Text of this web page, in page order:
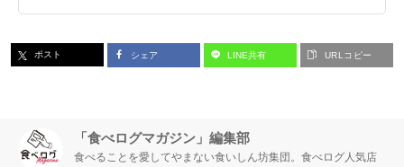
ポスト シェア LINE共有 URLコピー
「食べログマガジン」編集部
食べることを愛してやまない食いしん坊集団。食べログ人気店